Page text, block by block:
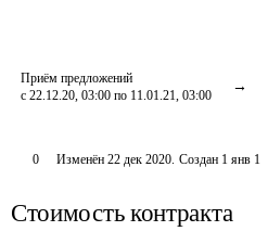
Приём предложений
с 22.12.20, 03:00 по 11.01.21, 03:00
0 Изменён 22 дек 2020. Создан 1 янв 1
Стоимость контракта